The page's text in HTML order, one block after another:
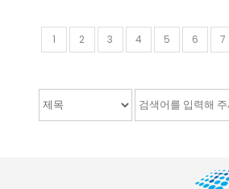
1 2 3 4 5 6 7